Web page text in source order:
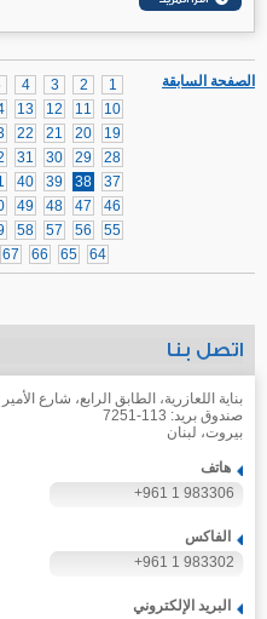
1
2
3
4
10
11
12
13
19
20
21
22
28
29
30
31
37
38
39
40
46
47
48
49
55
56
57
58
64
65
66
67
الصفحة السابقة
اتصل بنا
بناية اللعازرية، الطابق الرابع، شارع
صندوق بريد: 113-7251
بيروت، لبنان
هاتف
+961 1 983306
الفاكس
+961 1 983302
البريد الإلكتروني